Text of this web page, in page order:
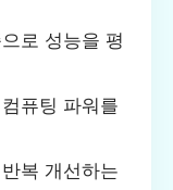
로 성능을 평
퓨팅 파워를
복 개선하는